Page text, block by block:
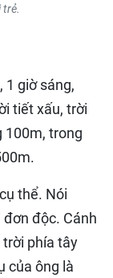
trẻ.
giờ sáng,
tiết xấu, trời
100m, trong
thể. Nói
độc. Cánh
trời phía tây
của ông là